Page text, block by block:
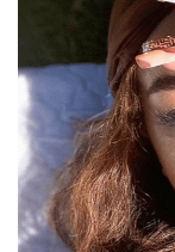
Youtubeři
Virály
Sex a
Videa